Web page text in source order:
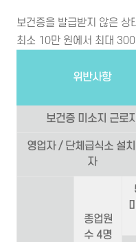
보건증을 발급받지 않은 상
최소 10만 원에서 최대
위반사항
보건증 미소지 근로
영업자 / 단체급식소 설
자
종업원
수 4명